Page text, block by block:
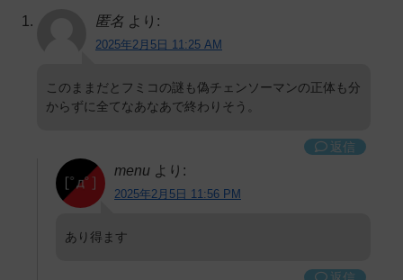
匿名 より:
2025年2月5日 11:25 AM
このままだとフミコの謎も偽チェンソーマンの正体も分
からずに全てなあなあで終わりそう。
返信
menu より:
2025年2月5日 11:56 PM
あり得ます